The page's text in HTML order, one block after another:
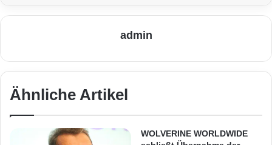
admin
Ähnliche Artikel
WOLVERINE WORLDWIDE